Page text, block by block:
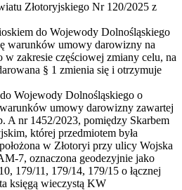
Złotoryjskiego Nr 120/2025 z
do Wojewody Dolnośląskiego
warunków umowy darowizny na
w zakresie częściowej zmiany celu, na
§ 1 zmienia się i otrzymuje
Wojewody Dolnośląskiego o
umowy darowizny zawartej
A nr 1452/2023, pomiędzy Skarbem
której przedmiotem była
w Złotoryi przy ulicy Wojska
7, oznaczona geodezyjnie jako
179/11, 179/14, 179/15 o łącznej
księgą wieczystą KW